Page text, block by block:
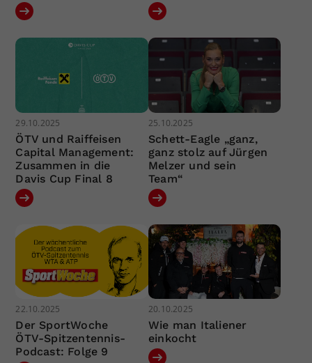
29.10.2025
ÖTV und Raiffeisen
Capital Management:
Zusammen in die
Davis Cup Final 8
25.10.2025
Schett-Eagle „ganz,
ganz stolz auf Jürgen
Melzer und sein
Team“
22.10.2025
Der SportWoche
ÖTV-Spitzentennis-
Podcast: Folge 9
20.10.2025
Wie man Italiener
einkocht